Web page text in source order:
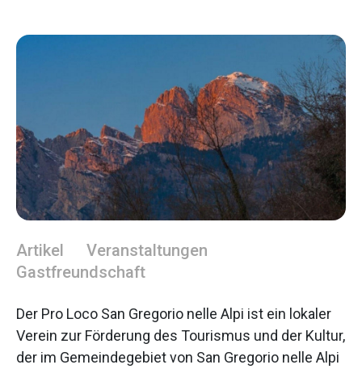
Artikel
Veranstaltungen
Gastfreundschaft
Der Pro Loco San Gregorio nelle Alpi ist ein lokaler
Verein zur Förderung des Tourismus und der Kultur,
der im Gemeindegebiet von San Gregorio nelle Alpi